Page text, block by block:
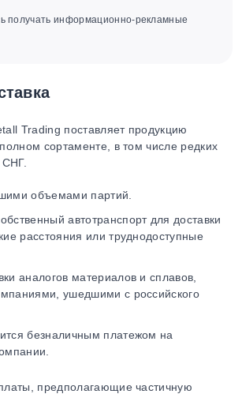
получать информационно-рекламные
Trading поставляет продукцию
сортаменте, в том числе редких
объемами партий.
автотранспорт для доставки
расстояния или труднодоступные
аналогов материалов и сплавов,
ушедшими с российского
безналичным платежом на
предполагающие частичную